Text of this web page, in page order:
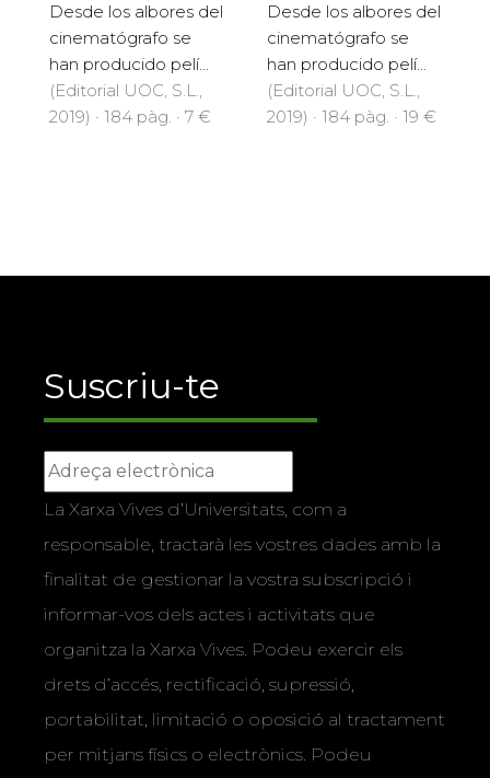
Desde los albores del
cinematógrafo se
han producido pelí...
(Editorial UOC, S.L.,
2019) · 184 pàg. · 7 €
Desde los albores del
cinematógrafo se
han producido pelí...
(Editorial UOC, S.L.,
2019) · 184 pàg. · 19 €
Suscriu-te
La Xarxa Vives d’Universitats, com a
responsable, tractarà les vostres dades amb la
finalitat de gestionar la vostra subscripció i
informar-vos dels actes i activitats que
organitza la Xarxa Vives. Podeu exercir els
drets d’accés, rectificació, supressió,
portabilitat, limitació o oposició al tractament
per mitjans físics o electrònics. Podeu